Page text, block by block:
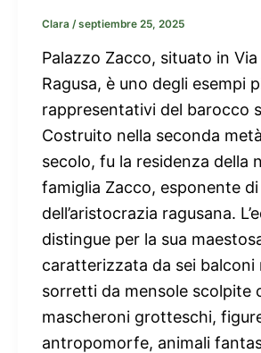
Clara /septiembre 25, 2025
Palazzo Zacco, situato in
Ragusa, è uno degli esempi
rappresentativi del barocco
Costruito nella seconda
secolo, fu la residenza della
famiglia Zacco, esponente
dell’aristocrazia ragusana.
distingue per la sua
caratterizzata da sei balconi
sorretti da mensole scolpite
mascheroni grotteschi,
antropomorfe, animali